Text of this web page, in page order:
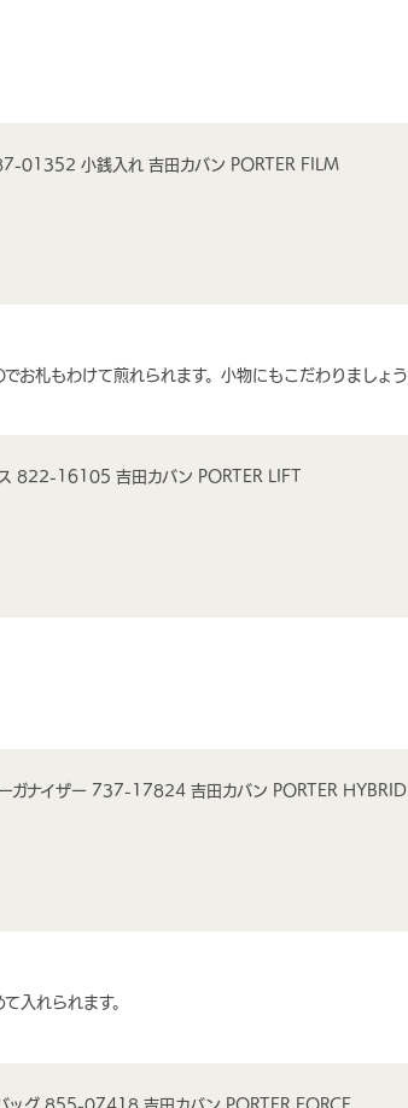
01352 小銭入れ 吉田カバン PORTER FILM
お札もわけて煎れられます。小物にもこだわりましょう
822-16105 吉田カバン PORTER LIFT
ガナイザー 737-17824 吉田カバン PORTER HYBRID
入れられます。